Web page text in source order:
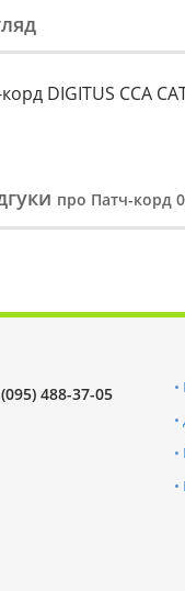
DIGITUS CCA
про Патч-корд
(095) 488-37-05